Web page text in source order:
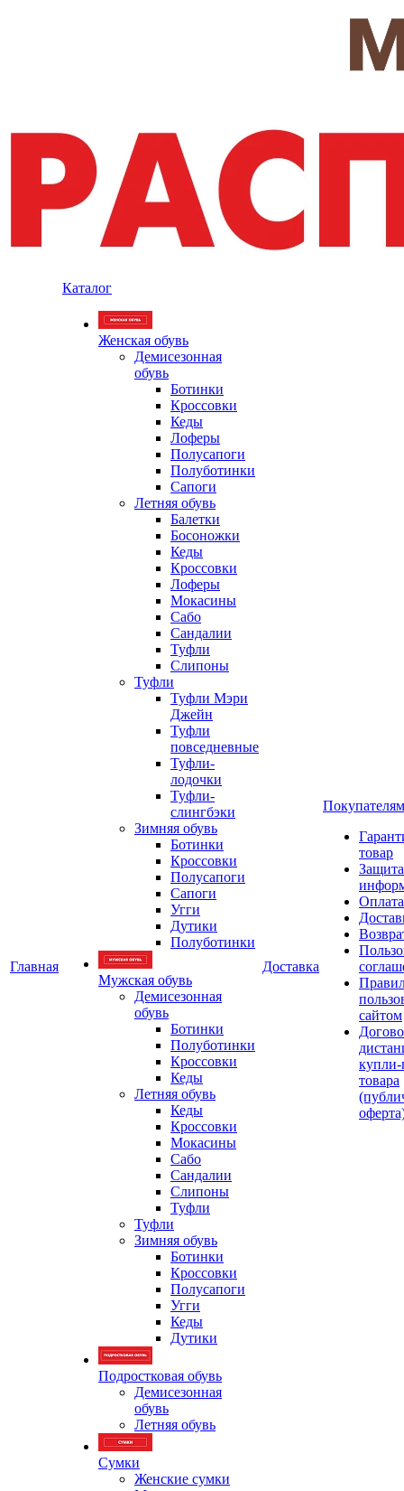
Главная
Каталог
Женская обувь
Демисезонная
обувь
Ботинки
Кроссовки
Кеды
Лоферы
Полусапоги
Полуботинки
Сапоги
Летняя обувь
Балетки
Босоножки
Кеды
Кроссовки
Лоферы
Мокасины
Сабо
Сандалии
Туфли
Слипоны
Туфли
Туфли Мэри
Джейн
Туфли
повседневные
Туфли-
лодочки
Туфли-
слингбэки
Зимняя обувь
Ботинки
Кроссовки
Полусапоги
Сапоги
Угги
Дутики
Полуботинки
Мужская обувь
Демисезонная
обувь
Ботинки
Полуботинки
Кроссовки
Кеды
Летняя обувь
Кеды
Кроссовки
Мокасины
Сабо
Сандалии
Слипоны
Туфли
Туфли
Зимняя обувь
Ботинки
Кроссовки
Полусапоги
Угги
Кеды
Дутики
Подростковая обувь
Демисезонная
обувь
Летняя обувь
Сумки
Женские сумки
Доставка
Покупателям
товар
Защита
Оплата
сайтом
товара